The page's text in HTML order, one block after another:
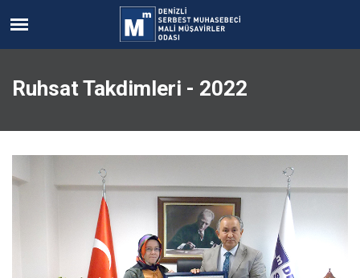
Ruhsat Takdimleri - 2022